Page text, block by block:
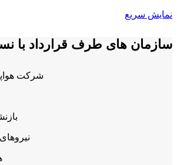
نمایش سریع
سازمان های طرف قرارداد با